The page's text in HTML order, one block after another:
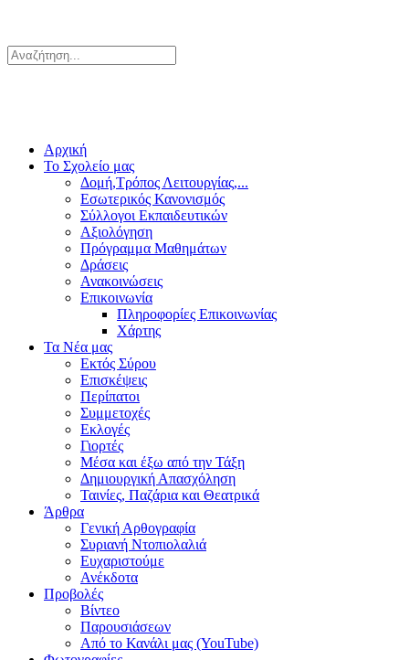
Αρχική
Το Σχολείο μας
Δομή,Τρόπος Λειτουργίας,...
Εσωτερικός Κανονισμός
Σύλλογοι Εκπαιδευτικών
Αξιολόγηση
Πρόγραμμα Μαθημάτων
Δράσεις
Ανακοινώσεις
Επικοινωνία
Πληροφορίες Επικοινωνίας
Χάρτης
Τα Νέα μας
Εκτός Σύρου
Επισκέψεις
Περίπατοι
Συμμετοχές
Εκλογές
Γιορτές
Μέσα και έξω από την Τάξη
Δημιουργική Απασχόληση
Ταινίες, Παζάρια και Θεατρικά
Άρθρα
Γενική Αρθογραφία
Συριανή Ντοπιολαλιά
Ευχαριστούμε
Ανέκδοτα
Προβολές
Βίντεο
Παρουσιάσεων
Από το Κανάλι μας (YouTube)